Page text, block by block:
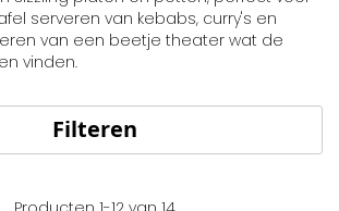
serveren van kebabs, curry's en
van een beetje theater wat de
vinden.
Filteren